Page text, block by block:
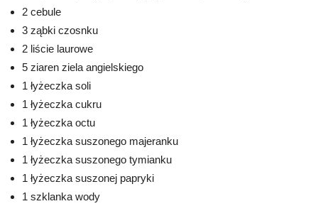
2 cebule
3 ząbki czosnku
2 liście laurowe
5 ziaren ziela angielskiego
1 łyżeczka soli
1 łyżeczka cukru
1 łyżeczka octu
1 łyżeczka suszonego majeranku
1 łyżeczka suszonego tymianku
1 łyżeczka suszonej papryki
1 szklanka wody